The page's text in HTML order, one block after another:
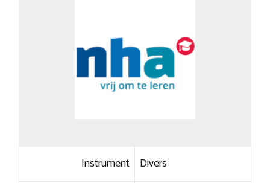
Instrument Divers